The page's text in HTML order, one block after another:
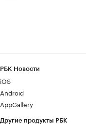
РБК Новости
iOS
Android
AppGallery
Другие продукты РБК